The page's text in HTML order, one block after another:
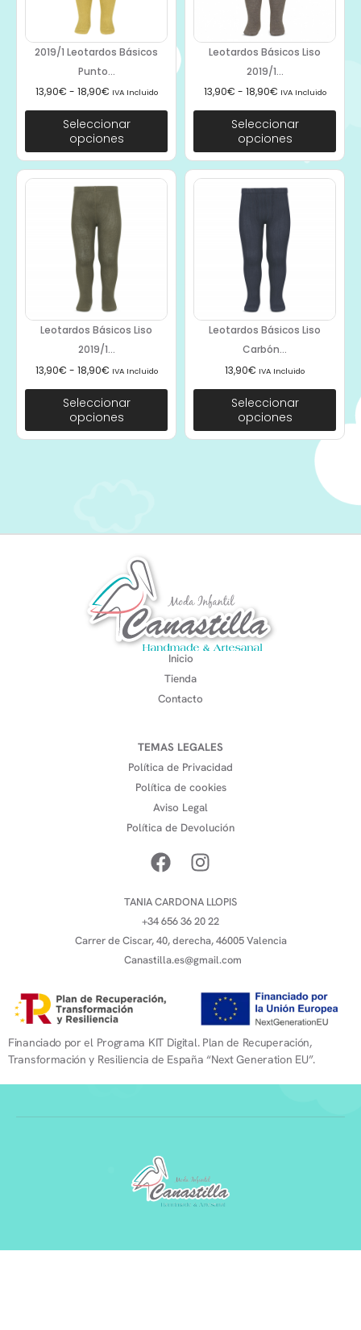
2019/1 Leotardos Básicos
Punto...
13,90€ - 18,90€ IVA Incluido
Seleccionar
opciones
Leotardos Básicos Liso
2019/1...
13,90€ - 18,90€ IVA Incluido
Seleccionar
opciones
Leotardos Básicos Liso
2019/1...
13,90€ - 18,90€ IVA Incluido
Seleccionar
opciones
Leotardos Básicos Liso
Carbón...
13,90€ IVA Incluido
Seleccionar
opciones
Inicio
Tienda
Contacto
TEMAS LEGALES
Política de Privacidad
Política de cookies
Aviso Legal
Política de Devolución
TANIA CARDONA LLOPIS
+34 656 36 20 22
Carrer de Ciscar, 40, derecha, 46005 Valencia
Canastilla.es@gmail.com
Financiado por el Programa KIT Digital. Plan de Recuperación,
Transformación y Resiliencia de España “Next Generation EU”.